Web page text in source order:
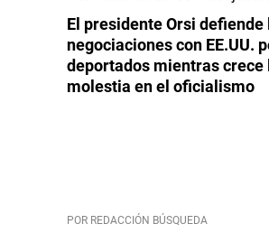
El presidente Orsi defiende
negociaciones con EE.UU.
deportados mientras crece
molestia en el oficialismo
POR REDACCIÓN BÚSQUEDA